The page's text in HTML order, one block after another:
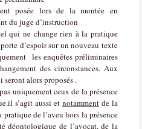
posée lors de la montée en
du juge d’instruction
qui ne change rien à la pratique
d’espoir sur un nouveau texte
les enquêtes préliminaires
des circonstances. Aux
seront alors proposés .
uniquement ceux de la présence
s’agit aussi etnotamment de la
de l’aveu hors la présence
déontologique de l’avocat, de la